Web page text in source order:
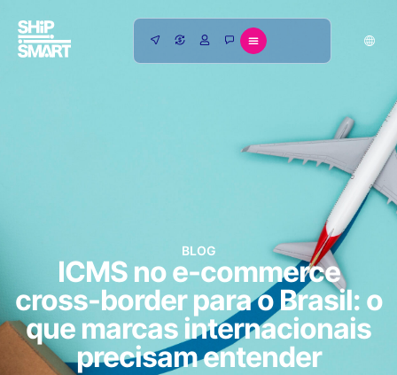
BLOG
ICMS no e-commerce
cross-border para o Brasil: o
que marcas internacionais
precisam entender